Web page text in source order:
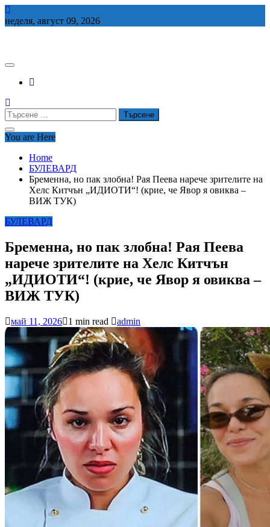
Skip
to
неделя, август 09, 2026
Търсене
за:
You are Here
Home
БУЛЕВАРД
Бременна, но пак злобна! Рая Пеева нарече зрителите на
Хелс Китчън „ИДИОТИ“! (крие, че Явор я овиква –
ВИЖ ТУК)
БУЛЕВАРД
Бременна, но пак злобна! Рая Пеева
нарече зрителите на Хелс Китчън
„ИДИОТИ“! (крие, че Явор я овиква –
ВИЖ ТУК)
май 11, 2026 1 min read admin